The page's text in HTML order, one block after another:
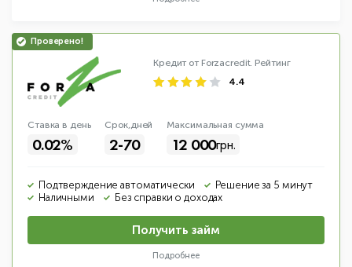
Кредит от Forzacredit. Рейтинг
4.4
Ставка в день
0.02%
Срок,дней
2-70
Максимальная сумма
12 000грн.
Подтверждение автоматически
Решение за 5 минут
Наличными
Без справки о доходах
Получить займ
Подробнее